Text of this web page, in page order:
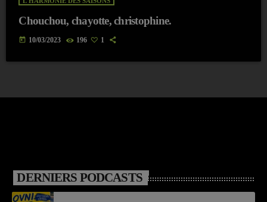
Chouchou, chayotte, christophine.
today 10/03/2023 196 1
DERNIERS PODCASTS